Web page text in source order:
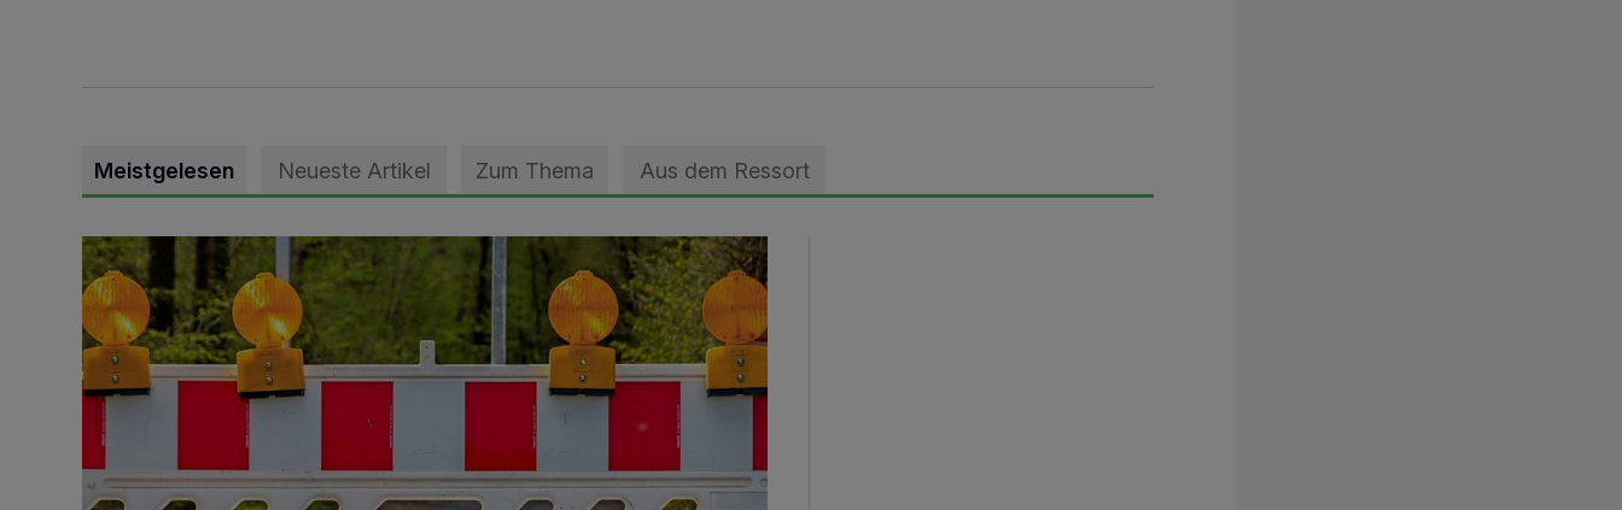
Meistgelesen Neueste Artikel Zum Thema Aus dem Ressort
Vollsperrung der Talstraße in Grevenbroich-Kapellen